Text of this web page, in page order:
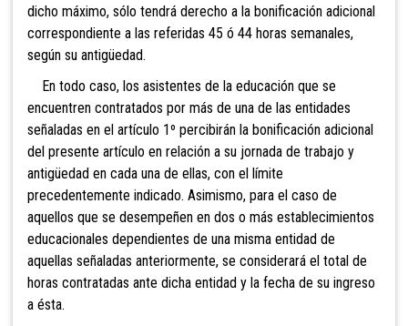
dicho máximo, sólo tendrá derecho a la bonificación adicional
correspondiente a las referidas 45 ó 44 horas semanales,
según su antigüedad.
En todo caso, los asistentes de la educación que se
encuentren contratados por más de una de las entidades
señaladas en el artículo 1º percibirán la bonificación adicional
del presente artículo en relación a su jornada de trabajo y
antigüedad en cada una de ellas, con el límite
precedentemente indicado. Asimismo, para el caso de
aquellos que se desempeñen en dos o más establecimientos
educacionales dependientes de una misma entidad de
aquellas señaladas anteriormente, se considerará el total de
horas contratadas ante dicha entidad y la fecha de su ingreso
a ésta.